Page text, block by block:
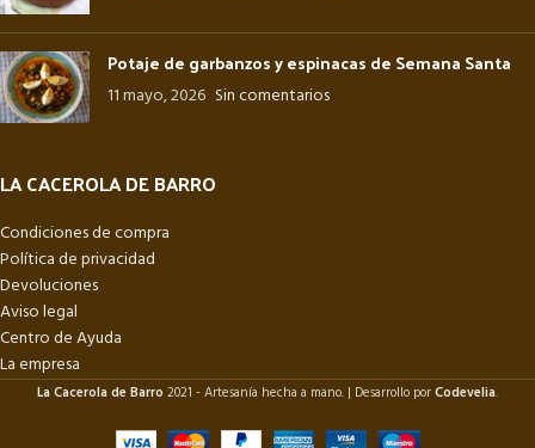
Potaje de garbanzos y espinacas de Semana Santa
11 mayo, 2026 Sin comentarios
LA CACEROLA DE BARRO
Condiciones de compra
Política de privacidad
Devoluciones
Aviso legal
Centro de Ayuda
La empresa
La Cacerola de Barro 2021 - Artesanía hecha a mano. | Desarrollo porCodevelia.